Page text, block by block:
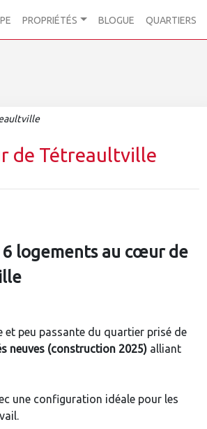
PROPRIÉTÉS BLOGUE QUARTIERS
de Tétreaultville
logements au cœur de
et peu passante du quartier prisé de
neuves (construction 2025) alliant
une configuration idéale pour les